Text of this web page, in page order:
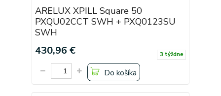
ARELUX XPILL Square 50
PXQU02CCT SWH + PXQ0123SU
SWH
430,96 € 3 týždne
Do košíka